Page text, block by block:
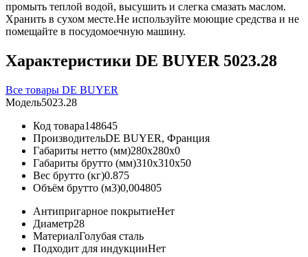
промыть теплой водой, высушить и слегка смазать маслом.
Хранить в сухом месте.Не используйте моющие средства и не
помещайте в посудомоечную машину.
Характеристики DE BUYER 5023.28
Все товары DE BUYER
Модель5023.28
Код товара148645
ПроизводительDE BUYER, Франция
Габариты нетто (мм)280x280x0
Габариты брутто (мм)310x310x50
Вес брутто (кг)0.875
Объём брутто (м3)0,004805
Антипригарное покрытиеНет
Диаметр28
МатериалГолубая сталь
Подходит для индукцииНет